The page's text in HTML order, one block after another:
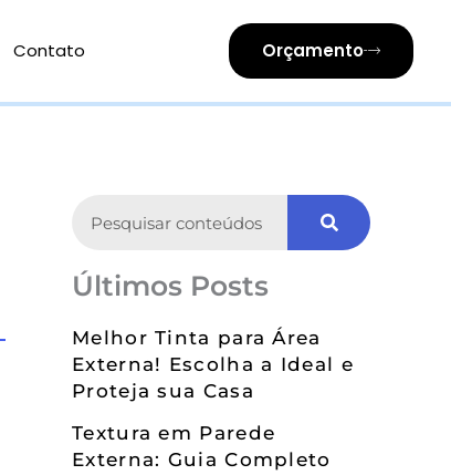
Contato Orçamento
Últimos Posts
Melhor Tinta para Área
Externa! Escolha a Ideal e
Proteja sua Casa
Textura em Parede
Externa: Guia Completo